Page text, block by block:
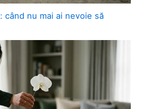
când nu mai ai nevoie să